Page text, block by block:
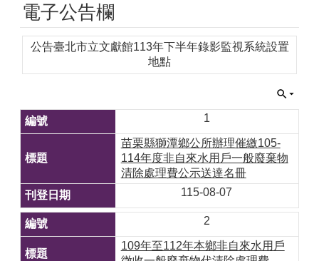
電子公告欄
公告臺北市立文獻館113年下半年錄影監視系統設置
地點
1
苗栗縣獅潭鄉公所辦理催繳105-
114年度非自來水用戶一般廢棄物
清除處理費公示送達名冊
115-08-07
2
109年至112年本鄉非自來水用戶